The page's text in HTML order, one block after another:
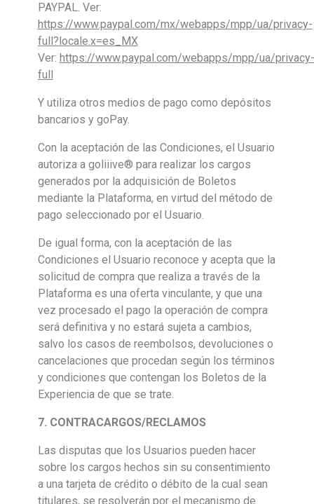
PAYPAL. Ver:
https://www.paypal.com/mx/webapps/mpp/ua/privacy-
full?locale.x=es_MX
Ver: https://www.paypal.com/webapps/mpp/ua/privacy-
full
Y utiliza otros medios de pago como depósitos
bancarios y goPay.
Con la aceptación de las Condiciones, el Usuario
autoriza a goliiive® para realizar los cargos
generados por la adquisición de Boletos
mediante la Plataforma, en virtud del método de
pago seleccionado por el Usuario.
De igual forma, con la aceptación de las
Condiciones el Usuario reconoce y acepta que la
solicitud de compra que realiza a través de la
Plataforma es una oferta vinculante, y que una
vez procesado el pago la operación de compra
será definitiva y no estará sujeta a cambios,
salvo los casos de reembolsos, devoluciones o
cancelaciones que procedan según los términos
y condiciones que contengan los Boletos de la
Experiencia de que se trate.
7. CONTRACARGOS/RECLAMOS
Las disputas que los Usuarios pueden hacer
sobre los cargos hechos sin su consentimiento
a una tarjeta de crédito o débito de la cual sean
titulares, se resolverán por el mecanismo de